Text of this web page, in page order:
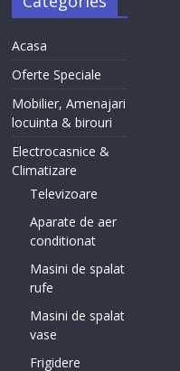
Acasa
Oferte Speciale
Mobilier, Amenajari
locuinta & birouri
Electrocasnice &
Climatizare
Televizoare
Aparate de aer
conditionat
Masini de spalat
rufe
Masini de spalat
vase
Frigidere